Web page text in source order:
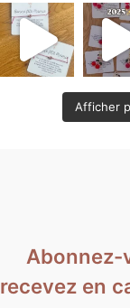
Afficher
Abonnez-
recevez en